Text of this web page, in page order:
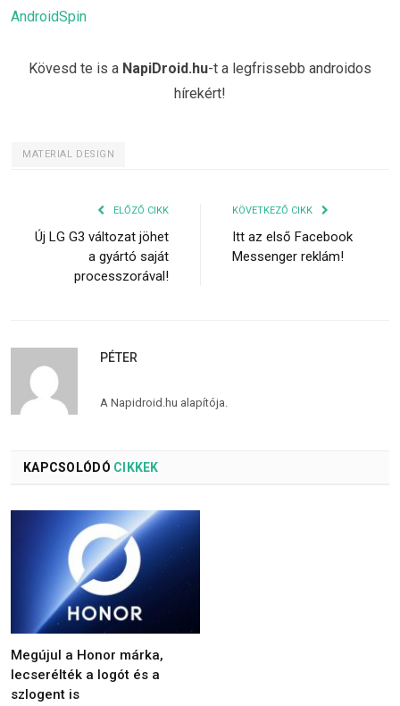
AndroidSpin
Kövesd te is a NapiDroid.hu-t a legfrissebb androidos
hírekért!
MATERIAL DESIGN
ELŐZŐ CIKK
Új LG G3 változat jöhet
a gyártó saját
processzorával!
KÖVETKEZŐ CIKK
Itt az első Facebook
Messenger reklám!
PÉTER
A Napidroid.hu alapítója.
KAPCSOLÓDÓ CIKKEK
Megújul a Honor márka,
lecserélték a logót és a
szlogent is